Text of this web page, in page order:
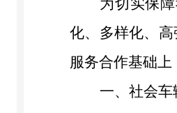
为切实保
化、多样化、
服务合作基础
一、 社会车